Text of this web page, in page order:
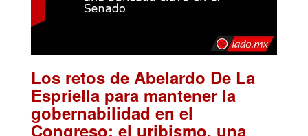
Los retos de Abelardo De La
Espriella para mantener la
gobernabilidad en el
Congreso: el uribismo, una